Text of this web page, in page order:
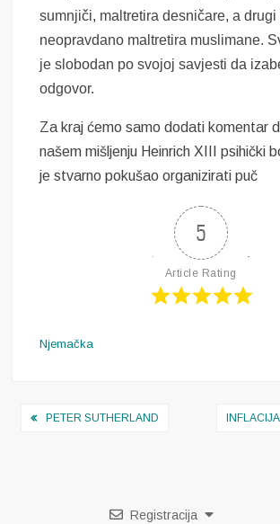
sumnjiči, maltretira desničare, a
neopravdano maltretira muslimane.
je slobodan po svojoj savjesti da
odgovor.
Za kraj ćemo samo dodati komentar
našem mišljenju Heinrich XIII psihički
je stvarno pokušao organizirati puč
5
Article Rating
Njemačka
Navigacija
PETER SUTHERLAND
Registracija